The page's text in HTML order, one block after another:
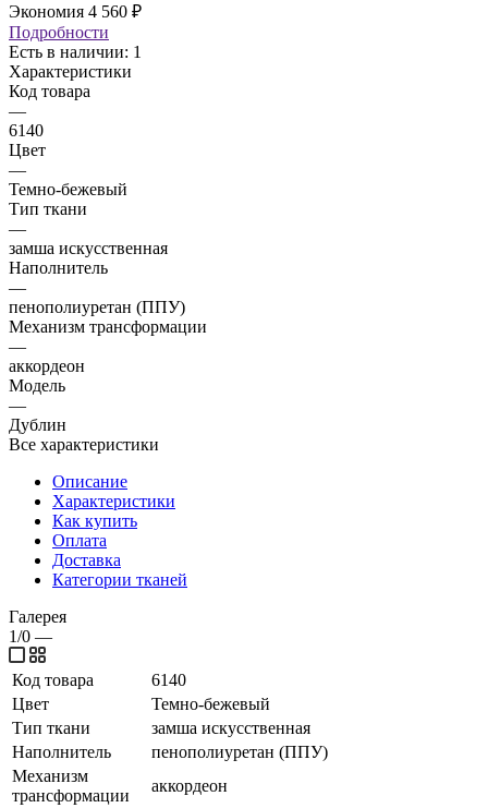
Экономия 4 560 ₽
Подробности
Есть в наличии: 1
Характеристики
Код товара
—
6140
Цвет
—
Темно-бежевый
Тип ткани
—
замша искусственная
Наполнитель
—
пенополиуретан (ППУ)
Механизм трансформации
—
аккордеон
Модель
—
Дублин
Все характеристики
Описание
Характеристики
Как купить
Оплата
Доставка
Категории тканей
Галерея
1/0 —
Код товара
6140
Цвет
Темно-бежевый
Тип ткани
замша искусственная
Наполнитель
пенополиуретан (ППУ)
Механизм
трансформации
аккордеон